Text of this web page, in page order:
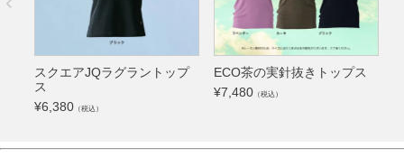
スクエアJQラグラントップ
ス
¥6,380 （税込）
ECO茶の実針抜きトップス
¥7,480 （税込）